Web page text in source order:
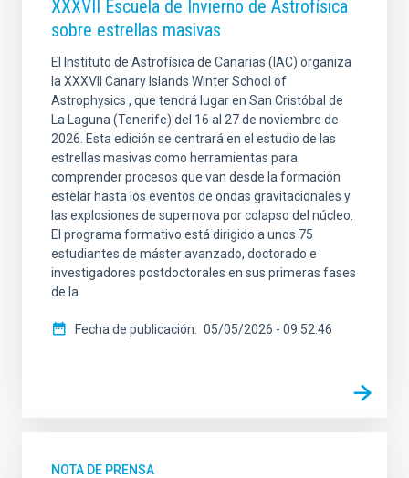
XXXVII Escuela de Invierno de Astrofísica
sobre estrellas masivas
El Instituto de Astrofísica de Canarias (IAC) organiza
la XXXVII Canary Islands Winter School of
Astrophysics , que tendrá lugar en San Cristóbal de
La Laguna (Tenerife) del 16 al 27 de noviembre de
2026. Esta edición se centrará en el estudio de las
estrellas masivas como herramientas para
comprender procesos que van desde la formación
estelar hasta los eventos de ondas gravitacionales y
las explosiones de supernova por colapso del núcleo.
El programa formativo está dirigido a unos 75
estudiantes de máster avanzado, doctorado e
investigadores postdoctorales en sus primeras fases
de la
Fecha de publicación 05/05/2026 - 09:52:46
NOTA DE PRENSA